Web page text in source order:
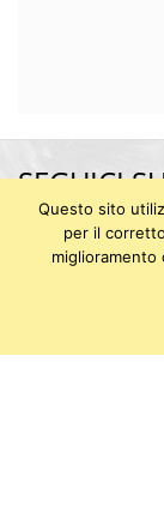
SEGUICI
Museo degli
Via dei Macelli
Renzo
56126 PISA
Questo sito
per il
miglioramento